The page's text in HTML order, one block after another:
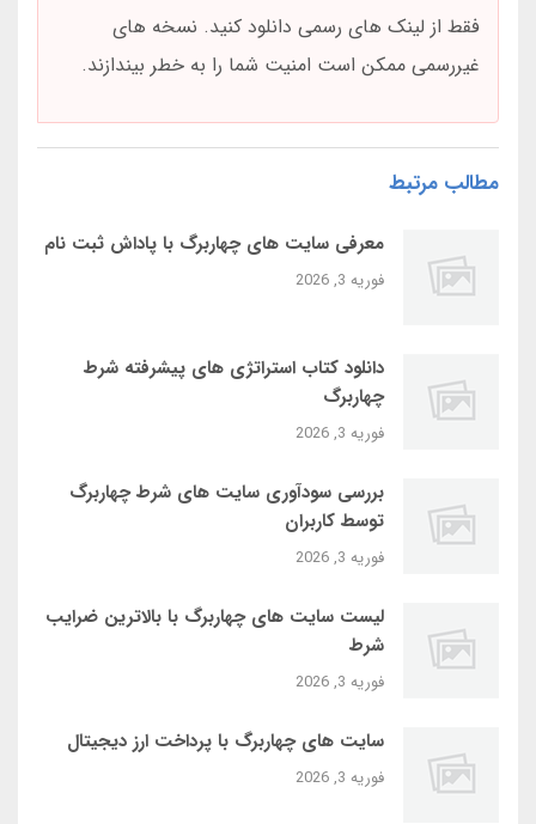
فقط از لینک های رسمی دانلود کنید. نسخه های
غیررسمی ممکن است امنیت شما را به خطر بیندازند.
مطالب مرتبط
معرفی سایت‌ های چهاربرگ با پاداش ثبت‌ نام
فوریه 3, 2026
دانلود کتاب استراتژی‌ های پیشرفته شرط
چهاربرگ
فوریه 3, 2026
بررسی سودآوری سایت‌ های شرط چهاربرگ
توسط کاربران
فوریه 3, 2026
لیست سایت‌ های چهاربرگ با بالاترین ضرایب
شرط
فوریه 3, 2026
سایت‌ های چهاربرگ با پرداخت ارز دیجیتال
فوریه 3, 2026